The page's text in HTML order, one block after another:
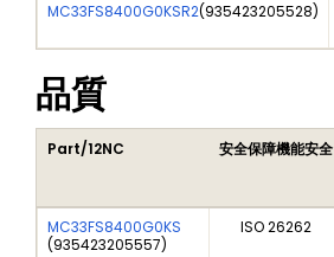
MC33FS8400G0KSR2(935423205528)
品質
Part/12NC 安全保障機能安全
MC33FS8400G0KS
(935423205557)
ISO 26262